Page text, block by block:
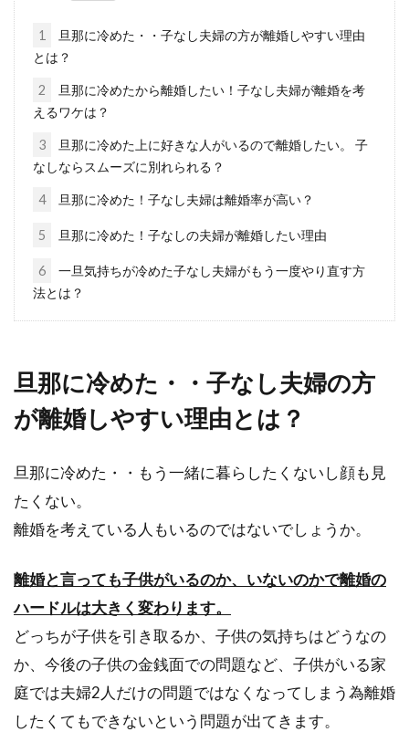
お茶やお菓子やおしぼりはどこに置
やお菓子などを出しておもてなししますよね。
確定申告をせずに税金を滞納してしまう方は実
はたくさんいます。税金を滞納してしまったら
どうなってしまう...
原本コピーは有効？無効？
確定申告をする際に年末調整の源泉徴収票を、
添付書類として提出しなければなりませんが、
その際にコピーは...
夫婦旅行にお勧めしたいスポットを
1
旦那に冷めた・・子なし夫婦の方が離婚しやすい理由
とは？
2
旦那に冷めたから離婚したい！子なし夫婦が離婚を考
えるワケは？
3
旦那に冷めた上に好きな人がいるので離婚したい。 子
なしならスムーズに別れられる？
4 旦那に冷めた！子なし夫婦は離婚率が高い？
5 旦那に冷めた！子なしの夫婦が離婚したい理由
6
一旦気持ちが冷めた子なし夫婦がもう一度やり直す方
法とは？
旦那に冷めた・・子なし夫婦の方
が離婚しやすい理由とは？
旦那に冷めた・・もう一緒に暮らしたくないし顔も見
たくない。
離婚を考えている人もいるのではないでしょうか。
離婚と言っても子供がいるのか、いないのかで離婚の
ハードルは大きく変わります。
どっちが子供を引き取るか、子供の気持ちはどうなの
か、今後の子供の金銭面での問題など、子供がいる家
庭では夫婦2人だけの問題ではなくなってしまう為離婚
したくてもできないという問題が出てきます。